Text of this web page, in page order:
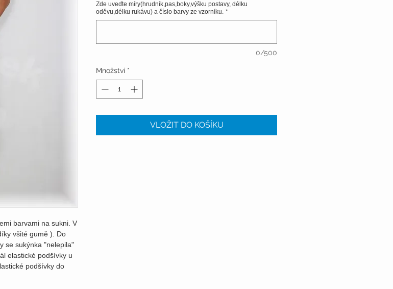
barvami na sukni. V
všité gumě ). Do
se sukýnka "nelepila"
elastické podšívky u
podšívky do
Zde uveďte míry(hrudník,pas,boky,výšku postavy, délku
oděvu,délku rukávu) a číslo barvy ze vzorníku. *
0/500
Množství *
VLOŽIT DO KOŠÍKU